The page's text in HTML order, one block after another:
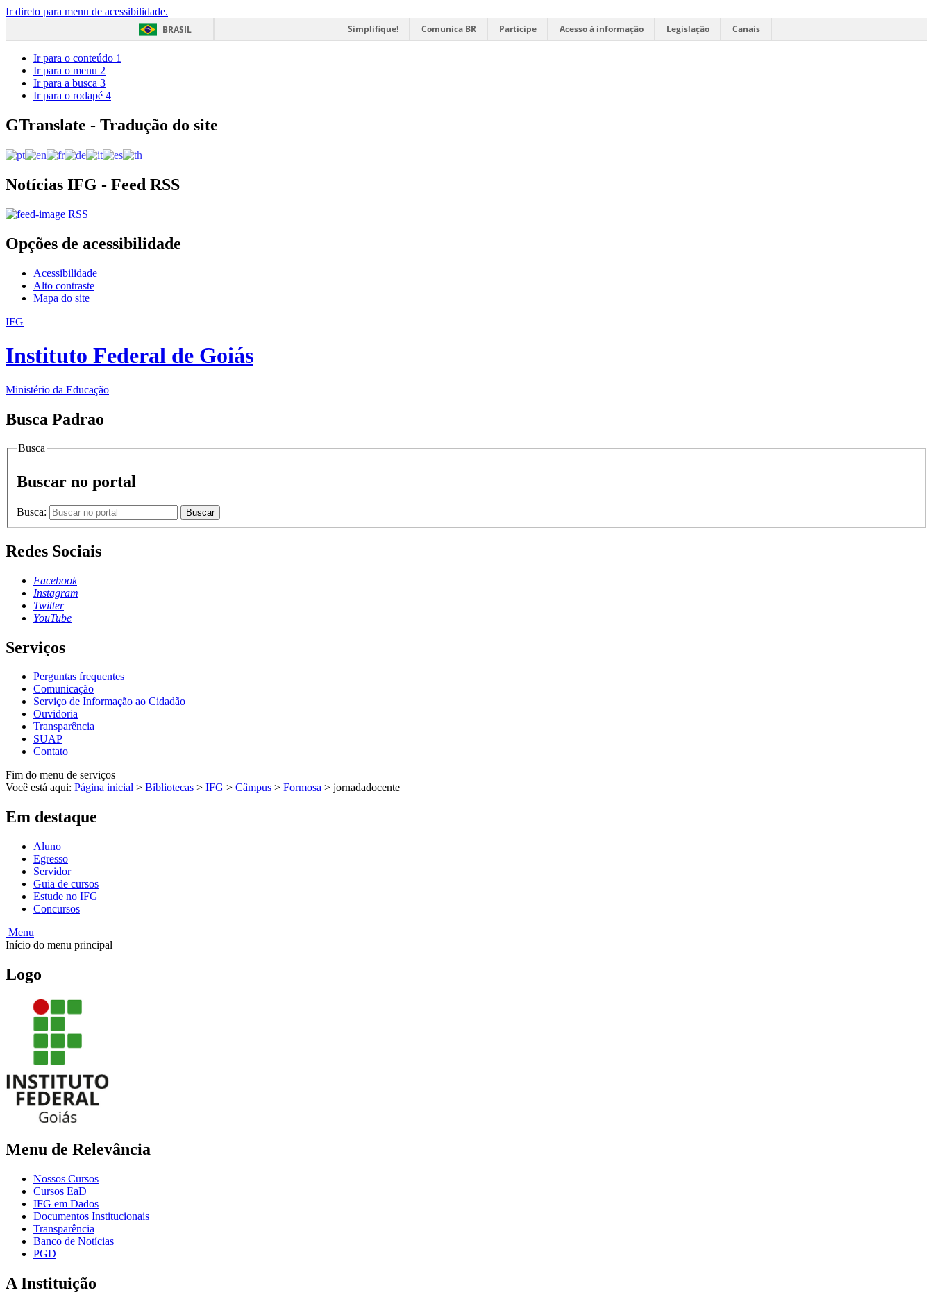
Ir direto para menu de acessibilidade.
BRASIL
Simplifique! Comunica BR Participe Acesso à informação Legislação Canais
Ir para o conteúdo 1
Ir para o menu 2
Ir para a busca 3
Ir para o rodapé 4
GTranslate - Tradução do site
Notícias IFG - Feed RSS
RSS
Opções de acessibilidade
Acessibilidade
Alto contraste
Mapa do site
IFG
Instituto Federal de Goiás
Ministério da Educação
Busca Padrao
Busca
Buscar no portal
Busca: Buscar
Redes Sociais
Facebook
Instagram
Twitter
YouTube
Serviços
Perguntas frequentes
Comunicação
Serviço de Informação ao Cidadão
Ouvidoria
Transparência
SUAP
Contato
Fim do menu de serviços
Você está aqui: Página inicial > Bibliotecas > IFG > Câmpus > Formosa > jornadadocente
Em destaque
Aluno
Egresso
Servidor
Guia de cursos
Estude no IFG
Concursos
Menu
Início do menu principal
Logo
Menu de Relevância
Nossos Cursos
Cursos EaD
IFG em Dados
Documentos Institucionais
Transparência
Banco de Notícias
PGD
A Instituição